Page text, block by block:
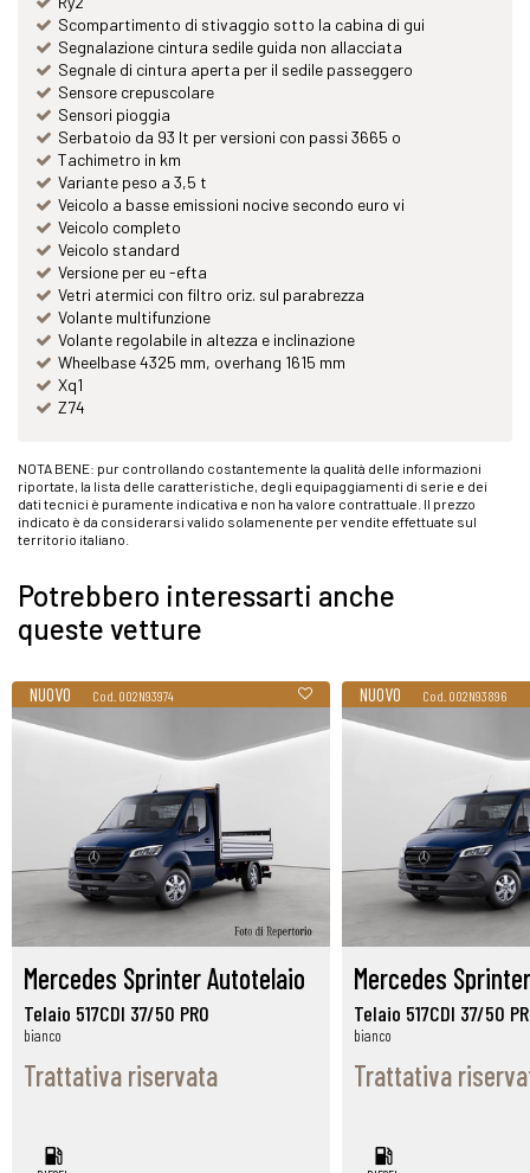
Scompartimento di stivaggio sotto la cabina di gui
Segnalazione cintura sedile guida non allacciata
Segnale di cintura aperta per il sedile passeggero
Sensore crepuscolare
Sensori pioggia
Serbatoio da 93 lt per versioni con passi 3665 o
Tachimetro in km
Variante peso a 3,5 t
Veicolo a basse emissioni nocive secondo euro vi
Veicolo completo
Veicolo standard
Versione per eu -efta
Vetri atermici con filtro oriz. sul parabrezza
Volante multifunzione
Volante regolabile in altezza e inclinazione
Wheelbase 4325 mm, overhang 1615 mm
Xq1
Z74
NOTA BENE: pur controllando costantemente la qualità delle informazioni
riportate, la lista delle caratteristiche, degli equipaggiamenti di serie e dei
dati tecnici è puramente indicativa e non ha valore contrattuale. Il prezzo
indicato è da considerarsi valido solamenente per vendite effettuate sul
territorio italiano.
Potrebbero interessarti anche
queste vetture
NUOVO Cod. 002N93974
Mercedes Sprinter Autotelaio
Telaio 517CDI 37/50 PRO
bianco
Trattativa riservata
NUOVO Cod. 002N93896
Mercedes
Telaio 517CDI 37/50
bianco
Trattativa